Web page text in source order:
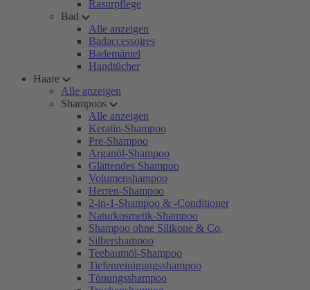
Rasurpflege
Bad
Alle anzeigen
Badaccessoires
Bademäntel
Handtücher
Haare
Alle anzeigen
Shampoos
Alle anzeigen
Keratin-Shampoo
Pre-Shampoo
Arganöl-Shampoo
Glättendes Shampoo
Volumenshampoo
Herren-Shampoo
2-in-1-Shampoo & -Conditioner
Naturkosmetik-Shampoo
Shampoo ohne Silikone & Co.
Silbershampoo
Teebaumöl-Shampoo
Tiefenreinigungsshampoo
Tönungsshampoo